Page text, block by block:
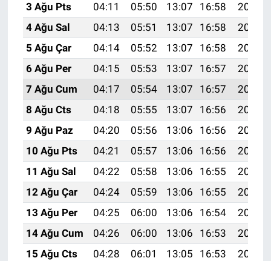
3 Ağu Pts
04:11 05:50 13:07 16:58
20:14
4 Ağu Sal
04:13 05:51 13:07 16:58
20:13
5 Ağu Çar
04:14 05:52 13:07 16:58
20:12
6 Ağu Per
04:15 05:53 13:07 16:57
20:11
7 Ağu Cum
04:17 05:54 13:07 16:57
20:10
8 Ağu Cts
04:18 05:55 13:07 16:56
20:08
9 Ağu Paz
04:20 05:56 13:06 16:56
20:07
10 Ağu Pts
04:21 05:57 13:06 16:56
20:06
11 Ağu Sal
04:22 05:58 13:06 16:55
20:05
12 Ağu Çar
04:24 05:59 13:06 16:55
20:04
13 Ağu Per
04:25 06:00 13:06 16:54
20:02
14 Ağu Cum
04:26 06:00 13:06 16:53
20:01
15 Ağu Cts
04:28 06:01 13:05 16:53
20:00